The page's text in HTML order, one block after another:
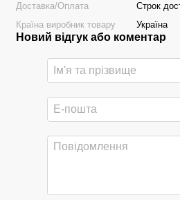
Доставка/Оплата
Строк
Країна виробник товару
Україна
Новий відгук або коментар